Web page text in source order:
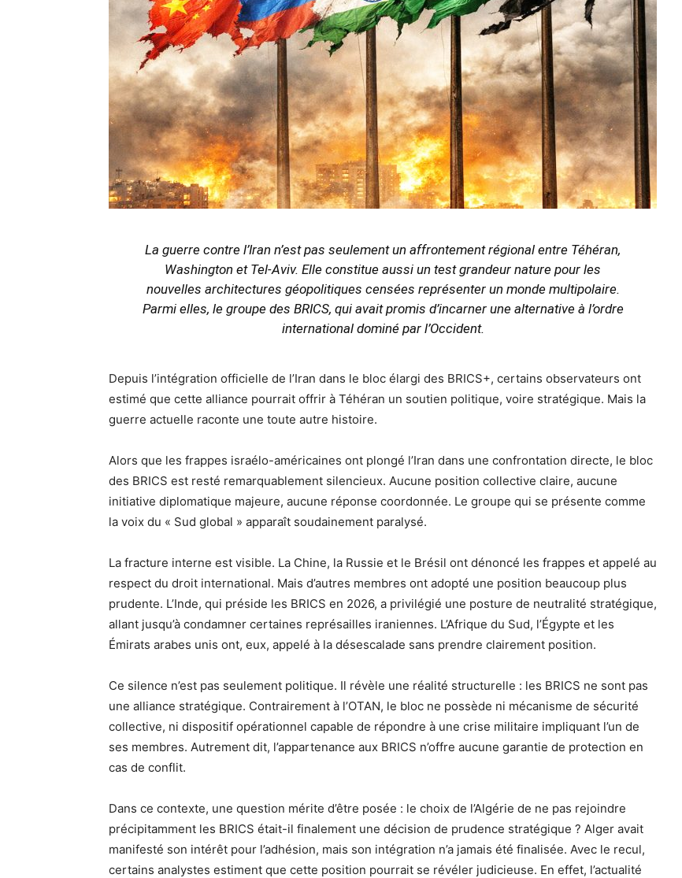
La guerre contre l’Iran n’est pas seulement un affrontement régional entre Téhéran,
Washington et Tel-Aviv. Elle constitue aussi un test grandeur nature pour les
nouvelles architectures géopolitiques censées représenter un monde multipolaire.
Parmi elles, le groupe des BRICS, qui avait promis d’incarner une alternative à l’ordre
international dominé par l’Occident.
Depuis l’intégration officielle de l’Iran dans le bloc élargi des BRICS+, certains observateurs ont
estimé que cette alliance pourrait offrir à Téhéran un soutien politique, voire stratégique. Mais la
guerre actuelle raconte une toute autre histoire.
Alors que les frappes israélo-américaines ont plongé l’Iran dans une confrontation directe, le bloc
des BRICS est resté remarquablement silencieux. Aucune position collective claire, aucune
initiative diplomatique majeure, aucune réponse coordonnée. Le groupe qui se présente comme
la voix du « Sud global » apparaît soudainement paralysé.
La fracture interne est visible. La Chine, la Russie et le Brésil ont dénoncé les frappes et appelé au
respect du droit international. Mais d’autres membres ont adopté une position beaucoup plus
prudente. L’Inde, qui préside les BRICS en 2026, a privilégié une posture de neutralité stratégique,
allant jusqu’à condamner certaines représailles iraniennes. L’Afrique du Sud, l’Égypte et les
Émirats arabes unis ont, eux, appelé à la désescalade sans prendre clairement position.
Ce silence n’est pas seulement politique. Il révèle une réalité structurelle : les BRICS ne sont pas
une alliance stratégique. Contrairement à l’OTAN, le bloc ne possède ni mécanisme de sécurité
collective, ni dispositif opérationnel capable de répondre à une crise militaire impliquant l’un de
ses membres. Autrement dit, l’appartenance aux BRICS n’offre aucune garantie de protection en
cas de conflit.
Dans ce contexte, une question mérite d’être posée : le choix de l’Algérie de ne pas rejoindre
précipitamment les BRICS était-il finalement une décision de prudence stratégique ? Alger avait
manifesté son intérêt pour l’adhésion, mais son intégration n’a jamais été finalisée. Avec le recul,
certains analystes estiment que cette position pourrait se révéler judicieuse. En effet, l’actualité